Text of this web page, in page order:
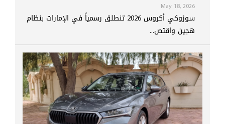
May 18, 2026
سوزوكي أكروس 2026 تنطلق رسمياً في الإمارات بنظام
هجين واقتص...